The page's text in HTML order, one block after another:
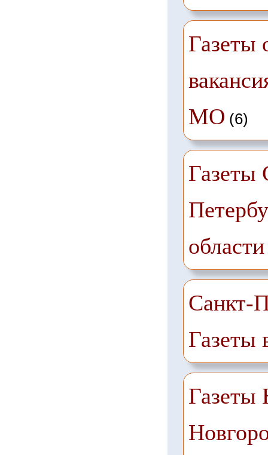
Газеты
МО (6)
Газеты
области
Санкт-
Газеты
Газеты